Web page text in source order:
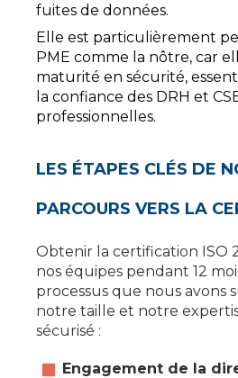
fuites de données.
Elle est particulièrement
PME comme la nôtre, car
maturité en sécurité,
la confiance des DRH et
professionnelles.​
LES ÉTAPES CLÉS DE
PARCOURS VERS LA
Obtenir la certification ISO
nos équipes pendant 12
processus que nous avons
notre taille et notre
sécurisé :
Engagement de la